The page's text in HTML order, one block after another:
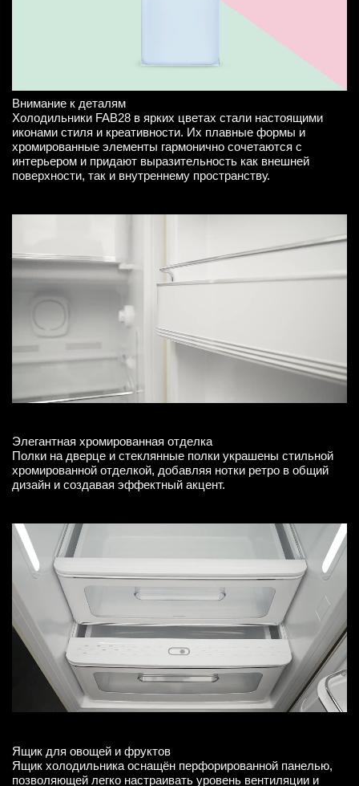
Внимание к деталям
Холодильники FAB28 в ярких цветах стали настоящими
иконами стиля и креативности. Их плавные формы и
хромированные элементы гармонично сочетаются с
интерьером и придают выразительность как внешней
поверхности, так и внутреннему пространству.
Элегантная хромированная отделка
Полки на дверце и стеклянные полки украшены стильной
хромированной отделкой, добавляя нотки ретро в общий
дизайн и создавая эффектный акцент.
Ящик для овощей и фруктов
Ящик холодильника оснащён перфорированной панелью,
позволяющей легко настраивать уровень вентиляции и